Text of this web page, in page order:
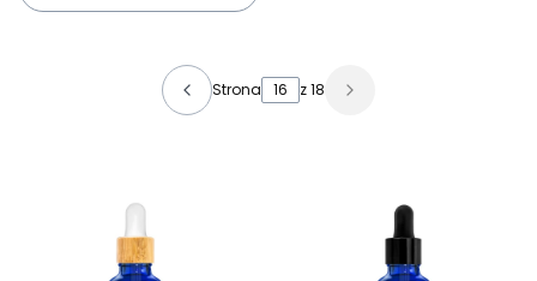
Lista produktów
Strona z 18